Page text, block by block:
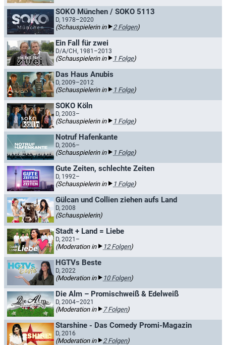
SOKO München / SOKO 5113
D, 1978–2020
(Schauspielerin in 2 Folgen)
Ein Fall für zwei
D/A/CH, 1981–2013
(Schauspielerin in 1 Folge)
Das Haus Anubis
D, 2009–2012
(Schauspielerin in 1 Folge)
SOKO Köln
D, 2003–
(Schauspielerin in 1 Folge)
Notruf Hafenkante
D, 2006–
(Schauspielerin in 1 Folge)
Gute Zeiten, schlechte Zeiten
D, 1992–
(Schauspielerin in 1 Folge)
Gülcan und Collien ziehen aufs Land
D, 2008
(Schauspielerin)
Stadt + Land = Liebe
D, 2021–
(Moderation in 12 Folgen)
HGTVs Beste
D, 2022
(Moderation in 10 Folgen)
Die Alm – Promischweiß & Edelweiß
D, 2004–2021
(Moderation in 7 Folgen)
Starshine - Das Comedy Promi-Magazin
D, 2016
(Moderation in 2 Folgen)